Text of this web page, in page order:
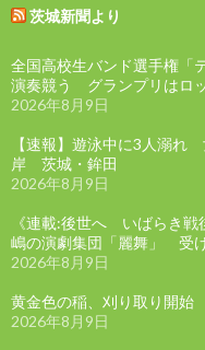
茨城新聞より
全国高校生バンド選手権
演奏競う グランプリはロ
2026年8月9日
【速報】遊泳中に3人溺
岸 茨城・鉾田
2026年8月9日
《連載:後世へ いばらき
嶋の演劇集団「麗舞」 受
2026年8月9日
黄金色の稲、刈り取り開
2026年8月9日